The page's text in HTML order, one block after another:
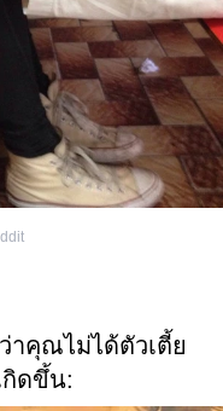
าคุณไม่ได้ตัวเตี้ย
ดขึ้น: